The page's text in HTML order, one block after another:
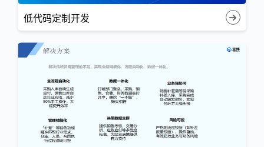
低代码定制开发